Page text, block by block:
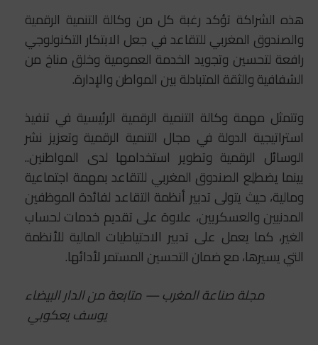
هذه الشراكة تؤكد رغبة كل من وكالة التنمية الرقمية
والصندوق المغربي للتقاعد في جعل الابتكار التكنولوجي
رافعة لتحسين وتجويد الخدمة العمومية وخلق مناخ من
الشفافية والثقة المتبادلة بين المواطن والإدارة.
وتتمثل مهمة وكالة التنمية الرقمية الرئيسية في تنفيذ
استراتيجية الدولة في مجال التنمية الرقمية وتعزيز نشر
الوسائل الرقمية وتطوير استخدامها لدى المواطنين..
بينما يضطلِع الصندوق المغربي للتقاعد بمهمة اجتماعية
ومالية، حيث يتولى تدبير أنظمة التقاعد لفائدة الموظفين
المدنيين والعسكريين، علاوة على تقديم خدمات لحساب
الغير، كما يعمل على تدبير الاحتياطيات المالية للأنظمة
التي يسيرها، مع ضمان التحسين المستمر لأدائها.
مجلة صناعة المغرب — متابعة من الدار البيضاء
يوسف يعكوبي